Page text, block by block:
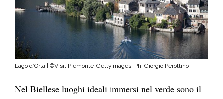
Lago d’Orta | ©Visit Piemonte-GettyImages, Ph. Giorgio Perottino
Nel Biellese luoghi ideali immersi nel verde sono il